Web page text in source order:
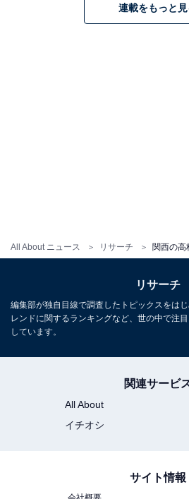
All About ニュース リサーチ
連載をもっと見
リサーチ
編集部が独自目線で調査したトピックスをは
レンドに関するランキングなど、世の中で注
しています。
関連サービ
All About
イチオシ
サイト情報